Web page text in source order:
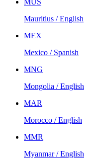
MUS
Mauritius / English
MEX
Mexico / Spanish
MNG
Mongolia / English
MAR
Morocco / English
MMR
Myanmar / English